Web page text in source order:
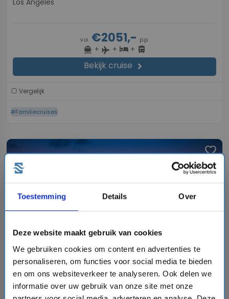
Toestemming Details Over
Deze website maakt gebruik van cookies
We gebruiken cookies om content en advertenties te
personaliseren, om functies voor social media te bieden
en om ons websiteverkeer te analyseren. Ook delen we
informatie over uw gebruik van onze site met onze
v.a. €2051,- p.p.
directions_boat + flight + hotel+ directions_bus
Bekijk cruise chevron_right
Vergelijk
#Familiecruises
favorite
7 daagse Noord-Amerika cruise met de Carnival
Panorama
Carnival Cruise Line